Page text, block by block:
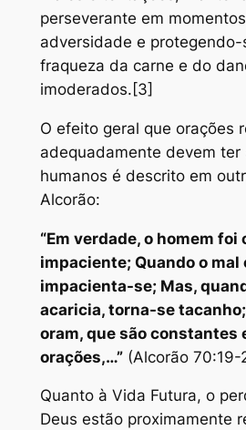
perseverante em
adversidade e protegendo-
fraqueza da carne e do
imoderados.[3]
O efeito geral que orações
adequadamente devem ter
humanos é descrito em
Alcorão:
“Em verdade, o homem foi
impaciente; Quando o mal
impacienta-se; Mas,
acaricia, torna-se
oram, que são constantes
orações,…”(Alcorão 70:19-
Quanto à Vida Futura, o
Deus estão proximamente